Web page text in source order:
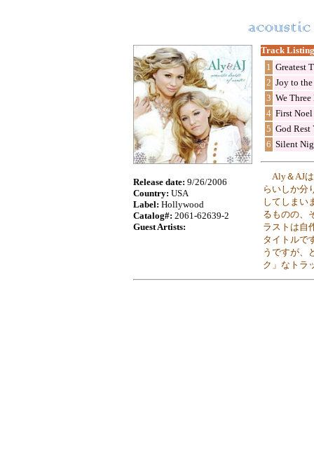
Release date: 9/26/2006
Country: USA
Label: Hollywood
Catalog#: 2061-62639-2
Guest Artists:
Track
1 Greatest
2 Joy to
3 We
4 First Noel
5 God Rest
6 Silent
Aly＆AJ
らいしか分
してしまい
るものの、
ラストは自
タイトルで
うですが、
ク」なトラ